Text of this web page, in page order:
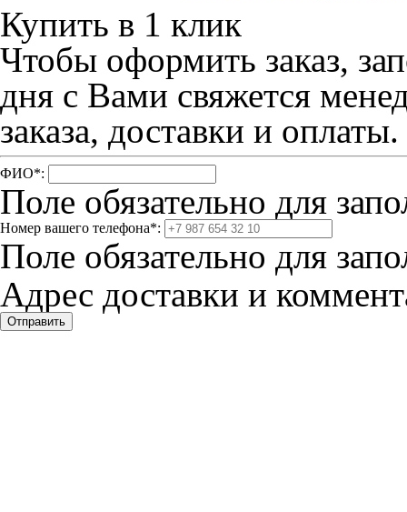
Купить в 1 клик
Чтобы оформить заказ,
дня с Вами свяжется
заказа, доставки и оплаты.
ФИО*:
Поле обязательно для
Номер вашего телефона*:
Поле обязательно для
Адрес доставки и